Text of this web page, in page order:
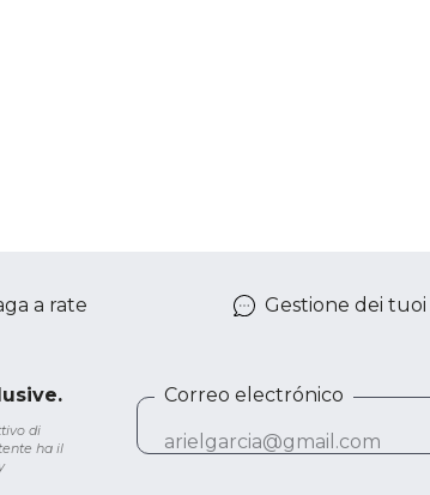
a rate Gestione dei
di
ha il
Correo electrónico